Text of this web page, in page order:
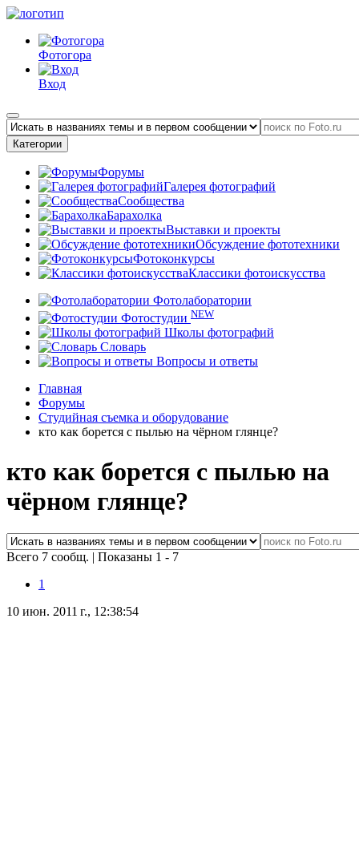
Фотогора
Вход
Категории
Форумы
Галерея фотографий
Сообщества
Барахолка
Выставки и проекты
Обсуждение фототехники
Фотоконкурсы
Классики фотоискусства
Фотолаборатории
Фотостудии NEW
Школы фотографий
Словарь
Вопросы и ответы
Главная
Форумы
Студийная съемка и оборудование
кто как борется с пылью на чёрном глянце?
кто как борется с пылью на
чёрном глянце?
Всего 7 сообщ. | Показаны 1 - 7
1
10 июн. 2011 г., 12:38:54